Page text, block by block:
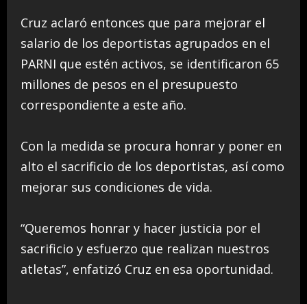
Cruz aclaró entonces que para mejorar el
salario de los deportistas agrupados en el
PARNI que estén activos, se identificaron 65
millones de pesos en el presupuesto
correspondiente a este año.
Con la medida se procura honrar y poner en
alto el sacrificio de los deportistas, así como
mejorar sus condiciones de vida.
“Queremos honrar y hacer justicia por el
sacrificio y esfuerzo que realizan nuestros
atletas”, enfatizó Cruz en esa oportunidad.